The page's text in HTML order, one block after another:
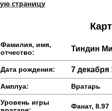
страницу
Фамилия, имя,
отчество:
Тиндин
Дата рождения: 7 декабря
Амплуа: Вратарь
Уровень игры
Фанат, 8.97